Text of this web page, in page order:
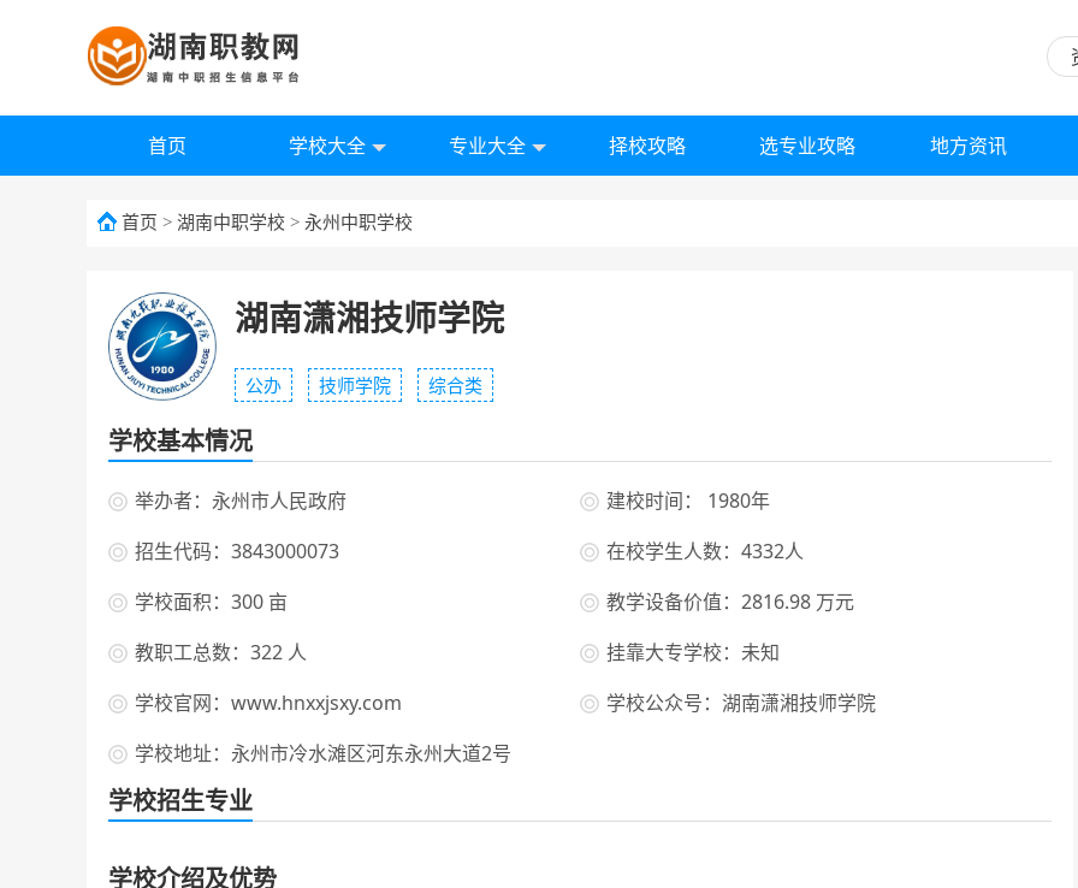
首页 学校大全 专业大全 择校攻略 选专业攻略 地方资讯
首页 > 湖南中职学校 > 永州中职学校
湖南潇湘技师学院
公办 技师学院 综合类
学校基本情况
举办者：永州市人民政府
建校时间： 1980年
招生代码：3843000073
在校学生人数：4332人
学校面积：300 亩
教学设备价值：2816.98 万元
教职工总数：322 人
挂靠大专学校：未知
学校官网：www.hnxxjsxy.com
学校公众号：湖南潇湘技师学院
学校地址：永州市冷水滩区河东永州大道2号
学校招生专业
学校介绍及优势